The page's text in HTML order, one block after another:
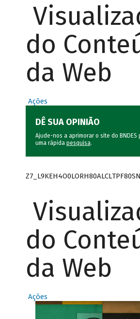
do
da Web
Ações
DÊ SUA OPINIÃO
Ajude-nos a aprimorar o site do BNDES
uma rápida pesquisa.
do
da Web
Ações